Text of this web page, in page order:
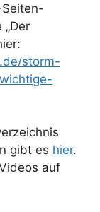
storm-
gibt es hier.
auf